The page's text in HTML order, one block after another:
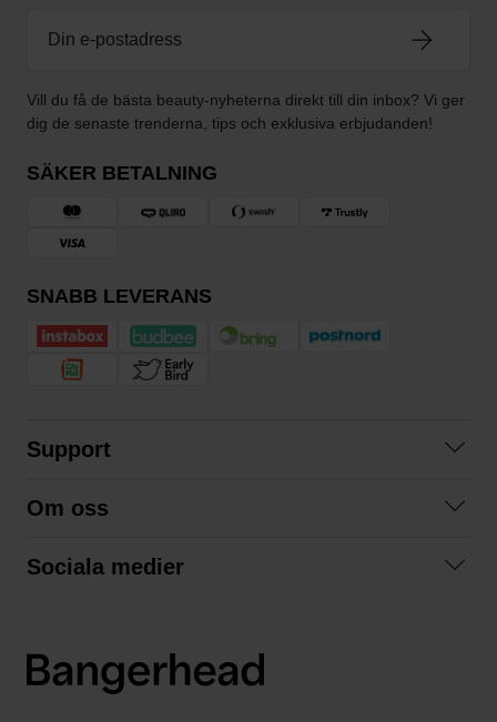
Vill du få de bästa beauty-nyheterna direkt till din inbox? Vi ger
dig de senaste trenderna, tips och exklusiva erbjudanden!
SÄKER BETALNING
SNABB LEVERANS
Support
Köpvillkor
Om oss
Våra fraktalternativ
Sociala medier
LinkedIn